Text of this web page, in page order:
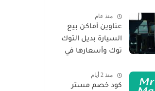
Egypt Branches
منذ عام
عناوين أماكن بيع
السيارة بديل التوك
توك وأسعارها في
خصم 2026
منذ 2 أيام
كود خصم مستر